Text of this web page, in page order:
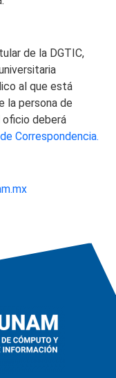
de la DGTIC,
al que está
la persona de
deberá
Correspondencia.